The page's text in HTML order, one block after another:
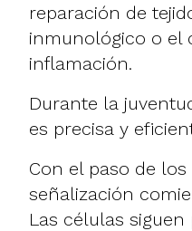
reparación de
inmunológico o el
inflamación.
Durante la
es precisa y
Con el paso de
señalización
Las células